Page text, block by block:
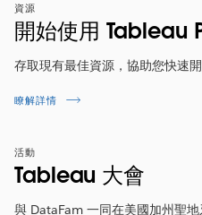
資源
開始使用 Tableau
存取現有最佳資源，協助您快速
瞭解詳情
活動
Tableau 大會
與 DataFam 一同在美國加州聖